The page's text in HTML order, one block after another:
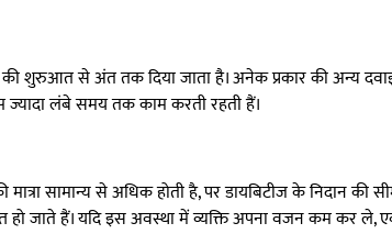
की शुरुआत से अंत तक दिया जाता है। अनेक प्रकार की अन्य
लंबे समय तक काम करती रहती हैं।
सामान्य से अधिक होती है, पर डायबिटीज के निदान
जाते हैं। यदि इस अवस्था में व्यक्ति अपना वजन कम कर ले,